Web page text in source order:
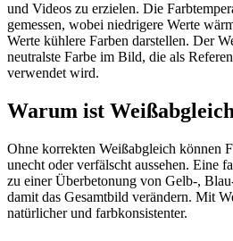
und Videos zu erzielen. Die
gemessen, wobei niedrigere Werte
Werte kühlere Farben darstellen. Der
neutralste Farbe im Bild, die als
verwendet wird.
Warum ist
Ohne korrekten Weißabgleich können
unecht oder verfälscht aussehen. Eine
zu einer Überbetonung von Gelb-,
damit das Gesamtbild verändern. Mit
natürlicher und farbkonsistenter.